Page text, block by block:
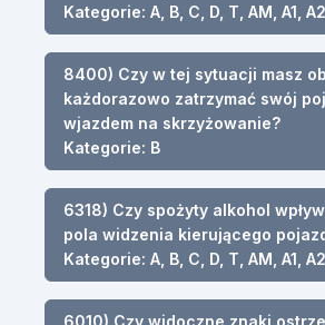
Kategorie: A, B, C, D, T, AM, A1,
8400) Czy w tej sytuacji masz
każdorazowo zatrzymać swój
wjazdem na skrzyżowanie?
Kategorie: B
6318) Czy spożyty alkohol
pola widzenia kierującego
Kategorie: A, B, C, D, T, AM, A1,
6010) Czy widoczne znaki